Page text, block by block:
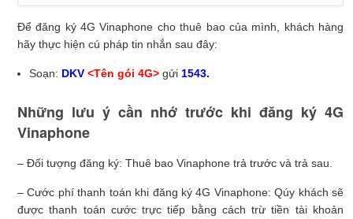
Để đăng ký 4G Vinaphone cho thuê bao của mình, khách hàng
hãy thực hiện cú pháp tin nhắn sau đây:
Soạn: DKV <Tên gói 4G> gửi 1543.
Những lưu ý cần nhớ trước khi đăng ký 4G
Vinaphone
– Đối tượng đăng ký: Thuê bao Vinaphone trả trước và trả sau.
– Cước phí thanh toán khi đăng ký 4G Vinaphone: Qúy khách sẽ
được thanh toán cước trực tiếp bằng cách trừ tiền tài khoản